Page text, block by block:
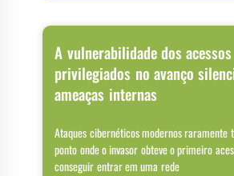
A vulnerabilidade dos acessos
privilegiados no avanço
ameaças internas
Ataques cibernéticos modernos raramente
ponto onde o invasor obteve o primeiro
conseguir entrar em uma rede